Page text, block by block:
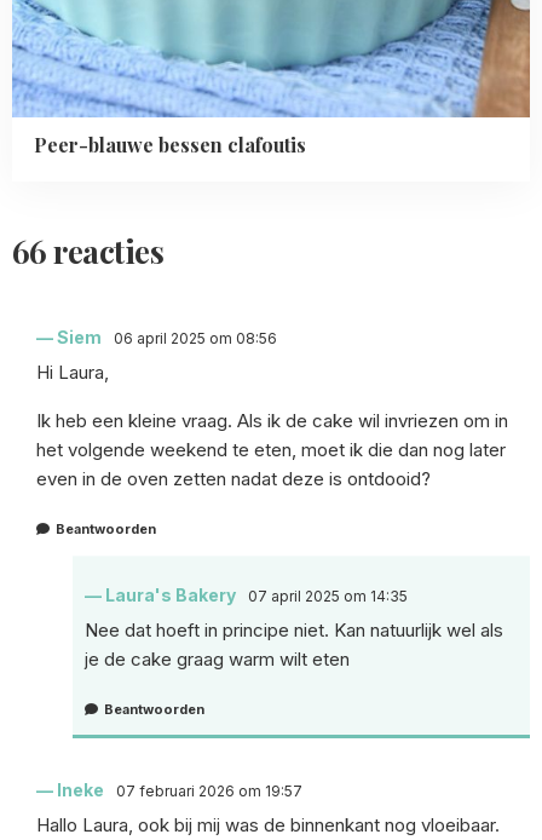
Peer-blauwe bessen clafoutis
66 reacties
Siem 06 april 2025 om 08:56
Hi Laura,
Ik heb een kleine vraag. Als ik de cake wil invriezen om in
het volgende weekend te eten, moet ik die dan nog later
even in de oven zetten nadat deze is ontdooid?
Beantwoorden
Laura's Bakery 07 april 2025 om 14:35
Nee dat hoeft in principe niet. Kan natuurlijk wel als
je de cake graag warm wilt eten
Beantwoorden
Ineke 07 februari 2026 om 19:57
Hallo Laura, ook bij mij was de binnenkant nog vloeibaar.